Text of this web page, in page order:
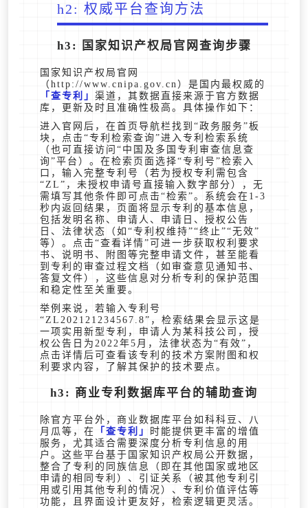
h2: 权威平台查询方法
h3: 国家知识产权局官网查询步骤
国家知识产权局官网
（http://www.cnipa.gov.cn）是国内最权威的
查专利
渠道，其数据直接来源于官方数据
库，更新及时且准确性极高。具体操作如下：
进入官网后，在首页导航栏找到“政务服务”板
块，点击“专利检索查询”进入专利检索系统
（也可直接访问“中国及多国专利审查信息查
询”平台）。在检索页面选择“专利号”检索入
口，输入完整专利号（若为授权专利需包含
“ZL”，未授权申请号直接输入数字部分），无
需填写其他条件即可点击“检索”。系统会在1-3
秒内返回结果，页面将显示专利的基本信息，
包括发明名称、申请人、申请日、授权公告
日、法律状态（如“专利权维持”“终止”“无效”
等）。点击“查看详情”可进一步获取权利要求
书、说明书、附图等完整申请文件，甚至能看
到专利的审查过程文档（如审查意见通知书、
答复文件），这些信息对分析专利的保护范围
和稳定性至关重要。
举例来说，若输入专利号
“ZL202121234567.8”，检索结果会显示这是
一项实用新型专利，申请人为某科技公司，授
权公告日为2022年5月，法律状态为“有效”，
点击详情后可查看该专利的技术方案附图和权
利要求内容，了解其保护的技术要点。
h3: 商业专利数据库平台的辅助查询
除官方平台外，商业数据库平台如科科豆、八
月瓜等，在
查专利
时能提供更丰富的增值
服务，尤其适合需要深度分析专利信息的用
户。这些平台基于国家知识产权局公开数据，
整合了专利的同族信息（即在其他国家或地区
申请的相同专利）、引证关系（被其他专利引
用或引用其他专利的情况）、专利价值评估等
功能，且界面设计更友好，检索逻辑更灵活。